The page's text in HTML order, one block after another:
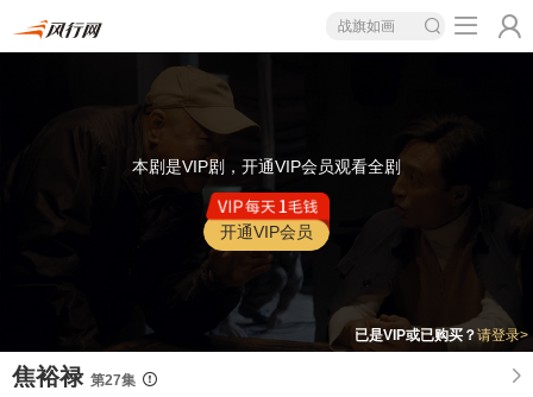
战旗如画
本剧是VIP剧，开通VIP会员观看全剧
开通VIP会员
已是VIP或已购买？请登录>
焦裕禄 第27集